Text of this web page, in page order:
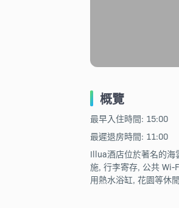
概覽
最早入住時間: 15:00
最遲退房時間: 11:00
Illua酒店位於著名的海
施, 行李寄存, 公共 Wi-
用熱水浴缸, 花園等休